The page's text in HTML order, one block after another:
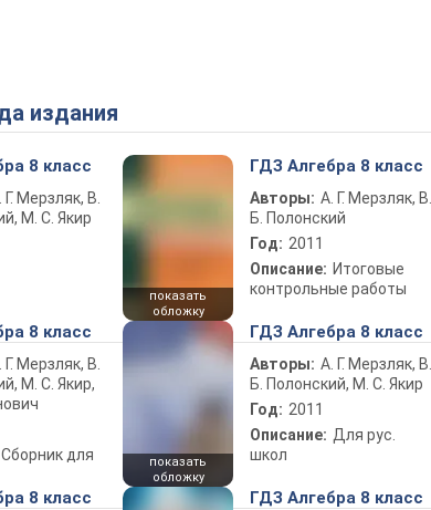
издания
8 класс
Г. Мерзляк, В.
М. С. Якир
показать
обложку
ГДЗ Алгебра 8 класс
Авторы: А. Г. Мерзляк, В.
Б. Полонский
Год: 2011
Описание: Итоговые
контрольные работы
8 класс
Г. Мерзляк, В.
М. С. Якир,
Сборник для
показать
обложку
ГДЗ Алгебра 8 класс
Авторы: А. Г. Мерзляк, В.
Б. Полонский, М. С. Якир
Год: 2011
Описание: Для рус.
школ
8 класс ГДЗ Алгебра 8 класс